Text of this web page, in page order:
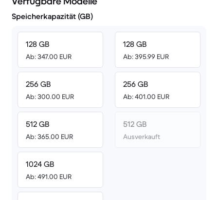
Speicherkapazität (GB)
128 GB
Ab: 347.00 EUR
256 GB
Ab: 300.00 EUR
512 GB
Ab: 365.00 EUR
1024 GB
Ab: 491.00 EUR
128 GB
Ab: 395.99 EUR
256 GB
Ab: 401.00 EUR
512 GB
Ausverkauft